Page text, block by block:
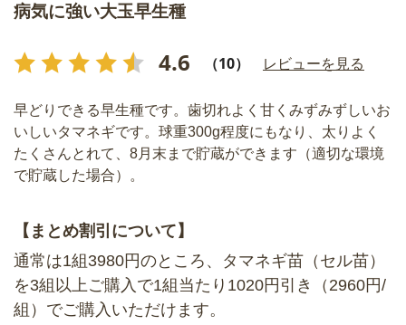
病気に強い大玉早生種
4.6 （10） レビューを見る
早どりできる早生種です。歯切れよく甘くみずみずしいお
いしいタマネギです。球重300g程度にもなり、太りよく
たくさんとれて、8月末まで貯蔵ができます（適切な環境
で貯蔵した場合）。
【まとめ割引について】
通常は1組3980円のところ、タマネギ苗（セル苗）
を3組以上ご購入で1組当たり1020円引き（2960円/
組）でご購入いただけます。